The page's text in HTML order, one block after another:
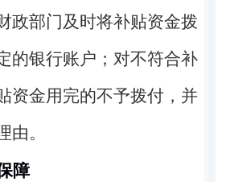
政部门及时将补贴资金拨
的银行账户；对不符合补
资金用完的不予拨付，并
由。
障